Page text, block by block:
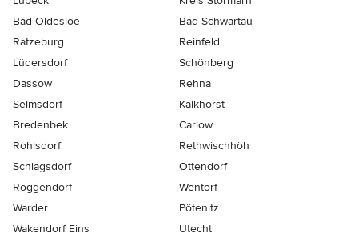
Bad Oldesloe
Bad Schwartau
Ratzeburg
Reinfeld
Lüdersdorf
Schönberg
Dassow
Rehna
Selmsdorf
Kalkhorst
Bredenbek
Carlow
Rohlsdorf
Rethwischhöh
Schlagsdorf
Ottendorf
Roggendorf
Wentorf
Warder
Pötenitz
Wakendorf Eins
Utecht